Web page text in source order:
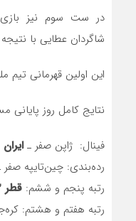
در ست سوم نیز
شاگردان عطایی با نتیجه 31 بر 29 به برتری رسیدند.
این اولین قهرمانی تیم
نتایج کامل روز پایانی
فینال: ژاپن صفر ـایران 3
رده‌بندی: چین‌تایپه صفر
رتبه پنجم و ششم: قطر 3
رتبه هفتم و هشتم: